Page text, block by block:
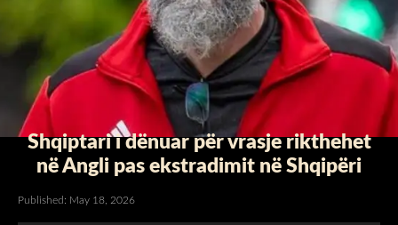
Shqiptari i dënuar për vrasje rikthehet
në Angli pas ekstradimit në Shqipëri
Published: May 18, 2026